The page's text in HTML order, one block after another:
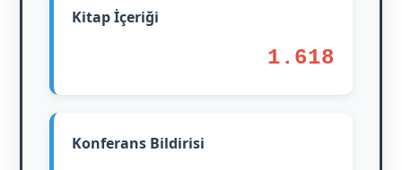
Kitap İçeriği
1.618
Konferans Bildirisi